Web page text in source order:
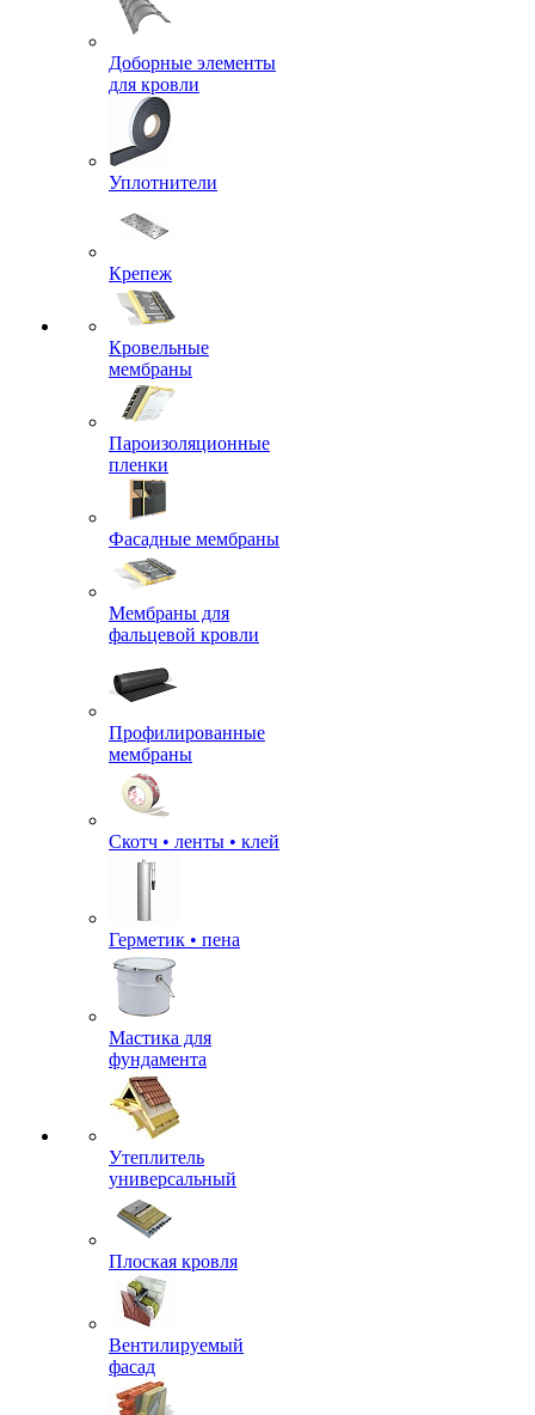
Доборные элементы
для кровли
Уплотнители
Крепеж
Кровельные
мембраны
Пароизоляционные
пленки
Фасадные мембраны
Мембраны для
фальцевой кровли
Профилированные
мембраны
Скотч • ленты • клей
Герметик • пена
Мастика для
фундамента
Утеплитель
универсальный
Плоская кровля
Вентилируемый
фасад